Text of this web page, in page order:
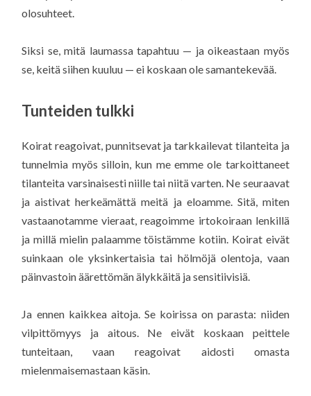
olosuhteet.
Siksi se, mitä laumassa tapahtuu — ja oikeastaan myös
se, keitä siihen kuuluu — ei koskaan ole samantekevää.
Tunteiden tulkki
Koirat reagoivat, punnitsevat ja tarkkailevat tilanteita ja
tunnelmia myös silloin, kun me emme ole tarkoittaneet
tilanteita varsinaisesti niille tai niitä varten. Ne seuraavat
ja aistivat herkeämättä meitä ja eloamme. Sitä, miten
vastaanotamme vieraat, reagoimme irtokoiraan lenkillä
ja millä mielin palaamme töistämme kotiin. Koirat eivät
suinkaan ole yksinkertaisia tai hölmöjä olentoja, vaan
päinvastoin äärettömän älykkäitä ja sensitiivisiä.
Ja ennen kaikkea aitoja. Se koirissa on parasta: niiden
vilpittömyys ja aitous. Ne eivät koskaan peittele
tunteitaan, vaan reagoivat aidosti omasta
mielenmaisemastaan käsin.